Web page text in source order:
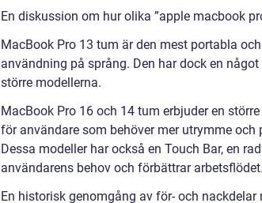
En diskussion om hur olika ”apple macbook
MacBook Pro 13 tum är den mest portabla
användning på språng. Den har dock en
större modellerna.
MacBook Pro 16 och 14 tum erbjuder en
för användare som behöver mer utrymme
Dessa modeller har också en Touch Bar, en
användarens behov och förbättrar arbetsflödet.
En historisk genomgång av för- och nackdelar